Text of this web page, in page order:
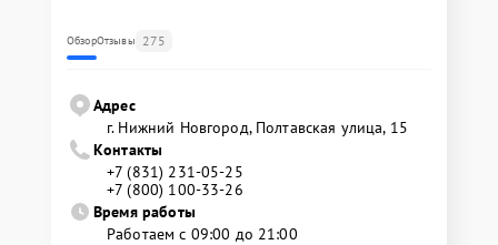
ОбзорОтзывы 275
Адрес
г. Нижний Новгород, Полтавская улица, 15
Контакты
+7 (831) 231-05-25
+7 (800) 100-33-26
Время работы
Работаем с 09:00 до 21:00